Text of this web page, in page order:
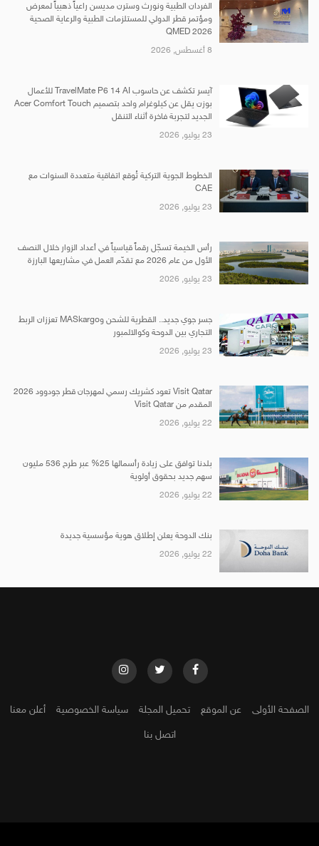
الفردان الطبية ونورث وسترن مديسن راعياً ذهبياً لمعرض
ومؤتمر قطر الدولي للمستلزمات الطبية والرعاية الصحية
QMED 2026
8 أغسطس, 2026
آيسر تكشف عن حاسوب TravelMate P6 14 AI للأعمال
بوزن يقل عن كيلوغرام واحد بتصميم Acer Comfort Touch
الجديد لتجربة فاخرة أثناء التنقل
23 يوليو, 2026
الخطوط الجوية التركية تُوقع اتفاقية متعددة السنوات مع
CAE
23 يوليو, 2026
رأس الخيمة تسجّل رقماً قياسياً في أعداد الزوار خلال النصف
الأول من عام 2026 مع تقدّم العمل في مشاريعها البارزة
23 يوليو, 2026
جسر جوي جديد.. القطرية للشحن وMASkargo تعززان الربط
التجاري بين الدوحة وكوالالمبور
23 يوليو, 2026
Visit Qatar تعود كشريك رسمي لمهرجان قطر جودوود 2026
المقدم من Visit Qatar
22 يوليو, 2026
بلدنا توافق على زيادة رأسمالها 25% عبر طرح 536 مليون
سهم جديد بحقوق أولوية
22 يوليو, 2026
بنك الدوحة يعلن إطلاق هوية مؤسسية جديدة
22 يوليو, 2026
الصفحة الأولى عن الموقع تحميل المجلة سياسة الخصوصية أعلن معنا
اتصل بنا